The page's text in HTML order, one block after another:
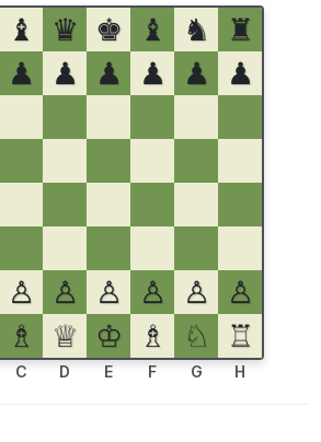
♝ ♛ ♚ ♝ ♞
♜
♟ ♟ ♟ ♟ ♟ ♟
♙ ♙ ♙ ♙ ♙
♙
♗ ♕ ♔ ♗ ♘ ♖
C D E F G H